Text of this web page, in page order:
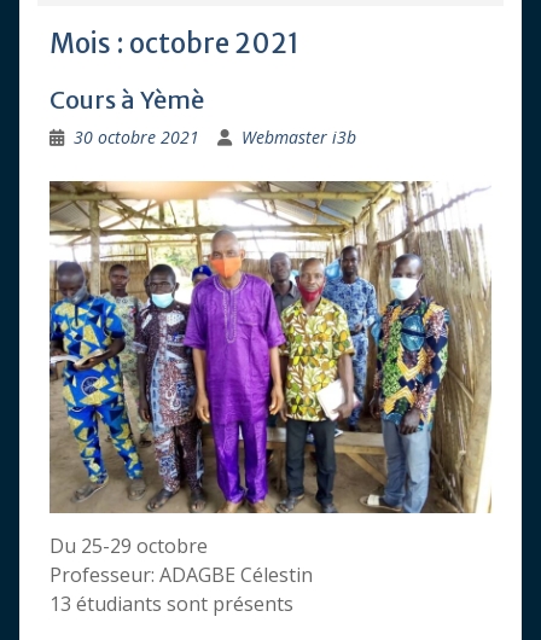
Mois : octobre 2021
Cours à Yèmè
30 octobre 2021 Webmaster i3b
Du 25-29 octobre
Professeur: ADAGBE Célestin
13 étudiants sont présents